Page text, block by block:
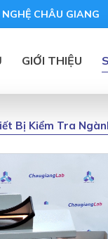
CHÂU GIANG
GIỚI THIỆU
Bị Kiểm Tra